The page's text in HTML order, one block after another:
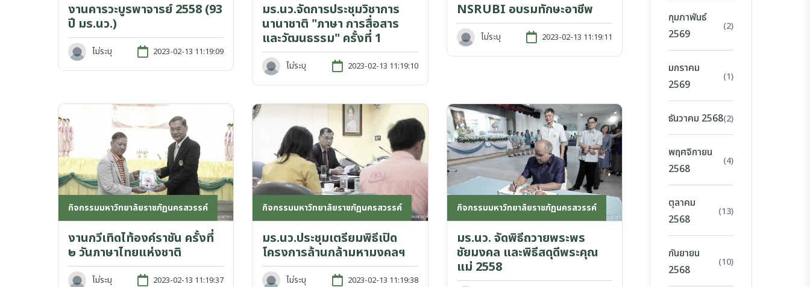
งานคารวะบูรพาจารย์ 2558 (93
ปี มร.นว.)
ไม่ระบุ 2023-02-13 11:19:09
มร.นว.จัดการประชุมวิชาการ
นานาชาติ "ภาษา การสื่อสาร
และวัฒนธรรม" ครั้งที่ 1
ไม่ระบุ 2023-02-13 11:19:10
NSRUBI อบรมทักษะอาชีพ
ไม่ระบุ 2023-02-13 11:19:11
กิจกรรมมหาวิทยาลัยราชภัฏนครสวรรค์
งานกวีเทิดไท้องค์ราชัน ครั้งที่
๒ วันภาษาไทยแห่งชาติ
ไม่ระบุ 2023-02-13 11:19:37
กิจกรรมมหาวิทยาลัยราชภัฏนครสวรรค์
มร.นว.ประชุมเตรียมพิธีเปิด
โครงการล้านกล้ามหามงคลฯ
ไม่ระบุ 2023-02-13 11:19:38
กิจกรรมมหาวิทยาลัยราชภัฏนครสวรรค์
มร.นว. จัดพิธีถวายพระพร
ชัยมงคล และพิธีสดุดีพระคุณ
แม่ 2558
กุมภาพันธ์
2569
(2)
มกราคม
2569
(1)
ธันวาคม 2568(2)
พฤศจิกายน
2568
(4)
ตุลาคม
2568
(13)
กันยายน
2568
(10)